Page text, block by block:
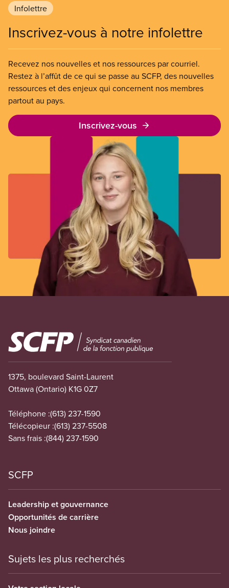
Infolettre
Inscrivez-vous à notre infolettre
Recevez nos nouvelles et nos ressources par courriel.
Restez à l’affût de ce qui se passe au SCFP, des nouvelles
ressources et des enjeux qui concernent nos membres
partout au pays.
Inscrivez-vous
Image
1375, boulevard Saint-Laurent
Ottawa (Ontario) K1G 0Z7
Téléphone :(613) 237-1590
Télécopieur :(613) 237-5508
Sans frais :(844) 237-1590
SCFP
Leadership et gouvernance
Opportunités de carrière
Nous joindre
Sujets les plus recherchés